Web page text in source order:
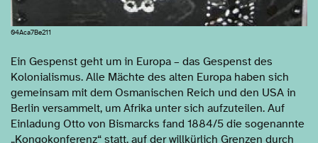
04Aca7Be211
Ein Gespenst geht um in Europa – das Gespenst des
Kolonialismus. Alle Mächte des alten Europa haben sich
gemeinsam mit dem Osmanischen Reich und den USA in
Berlin versammelt, um Afrika unter sich aufzuteilen. Auf
Einladung Otto von Bismarcks fand 1884/5 die sogenannte
„Kongokonferenz“ statt, auf der willkürlich Grenzen durch